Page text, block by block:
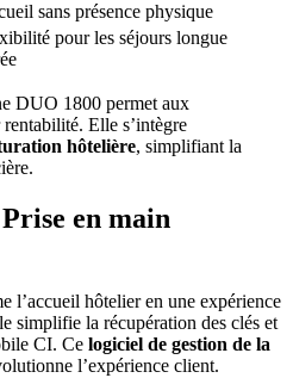
sans présence physique
pour les séjours longue
DUO 1800 permet aux
Elle s’intègre
hôtelière, simplifiant la
en main
l’accueil hôtelier en une expérience
simplifie la récupération des clés et
CI. Ce logiciel de gestion de la
l’expérience client.